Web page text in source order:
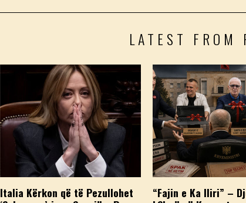
LATEST FROM
Italia Kërkon që të Pezullohet
“Fajin e Ka Iliri” –